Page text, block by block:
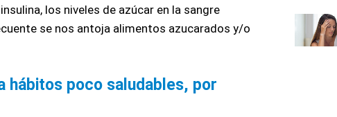
los niveles de azúcar en la sangre
se nos antoja alimentos azucarados y/o
hábitos poco saludables, por